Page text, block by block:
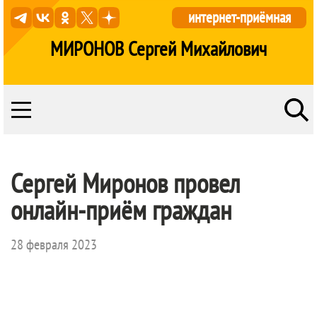
МИРОНОВ Сергей Михайлович
интернет-приёмная
Сергей Миронов провел
онлайн-приём граждан
28 февраля 2023